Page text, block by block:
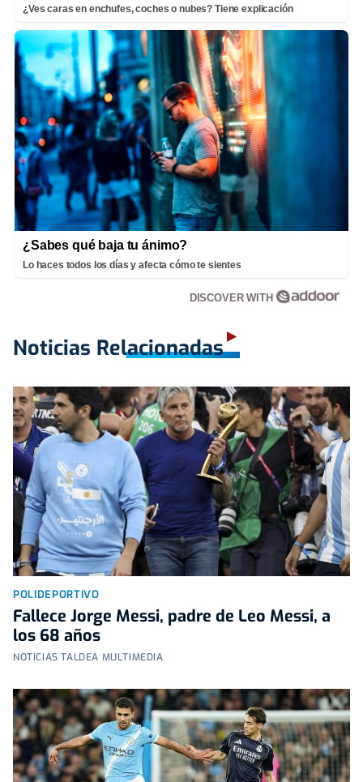
¿Ves caras en enchufes, coches o nubes? Tiene explicación
¿Sabes qué baja tu ánimo?
Lo haces todos los días y afecta cómo te sientes
DISCOVER WITH
Noticias Relacionadas
POLIDEPORTIVO
Fallece Jorge Messi, padre de Leo Messi, a
los 68 años
NOTICIAS TALDEA MULTIMEDIA